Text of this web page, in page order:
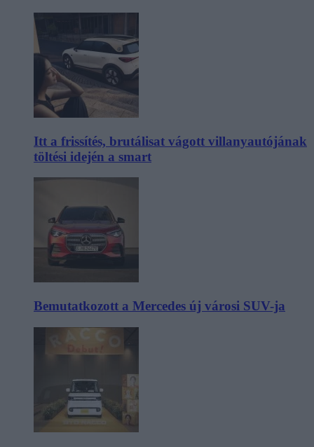
Itt a frissítés, brutálisat vágott villanyautójának
töltési idején a smart
Bemutatkozott a Mercedes új városi SUV-ja